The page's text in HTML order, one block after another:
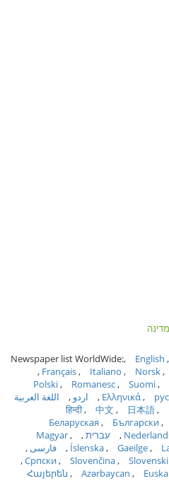
Newspaper list WorldWide: English
Français
Italiano Norsk
Polski
Romanesc Suomi
Ελληνικά
اردو
اللغة العربية
हिन्दी
中文 日本語
Беларуская
Български
עברית
Magyar
Íslenska
Gaeilge
فارسی
Српски
Slovenčina Slovenski
Հայերեն Azərbaycan